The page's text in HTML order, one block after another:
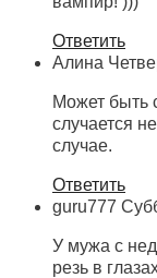
Ответить
Алина
Может быть
случается
случае.
Ответить
guru777
У мужа с
резь в